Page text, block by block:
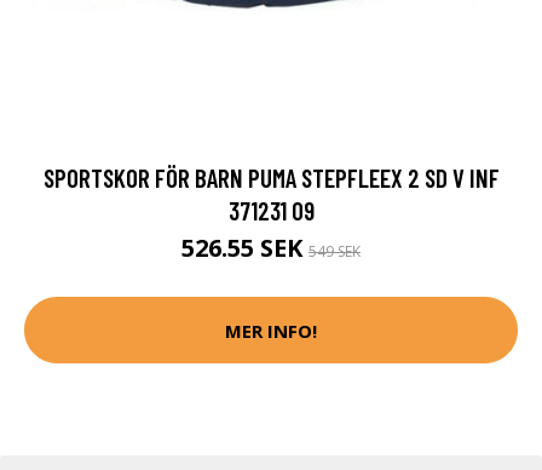
SPORTSKOR FÖR BARN PUMA STEPFLEEX 2 SD V INF
371231 09
526.55 SEK 549 SEK
MER INFO!